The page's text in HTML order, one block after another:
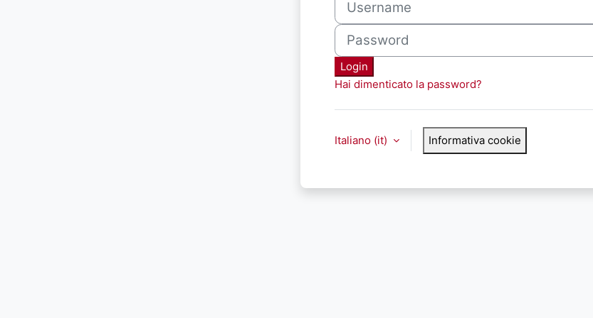
Password
Login
Hai dimenticato la password?
Italiano ‎(it)‎ Informativa cookie